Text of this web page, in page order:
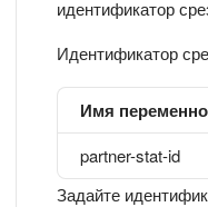
идентификатор
Идентификатор
Имя
partner-stat-id
Задайте